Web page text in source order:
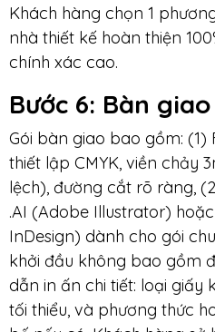
Khách hàng chọn 1
nhà thiết kế hoàn thiện
chính xác cao.
Bước 6: Bàn
Gói bàn giao bao gồm: (1)
thiết lập CMYK, viền chảy
lệch), đường cắt rõ ràng,
.AI (Adobe Illustrator)
InDesign) dành cho gói
khởi đầu không bao gồm
dẫn in ấn chi tiết: loại giấy
tối thiểu, và phương thức